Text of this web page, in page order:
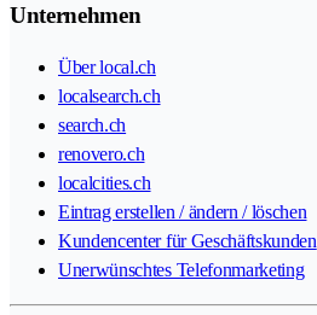
Unternehmen
Über local.ch
localsearch.ch
search.ch
renovero.ch
localcities.ch
Eintrag erstellen / ändern / löschen
Kundencenter für Geschäftskunden
Unerwünschtes Telefonmarketing